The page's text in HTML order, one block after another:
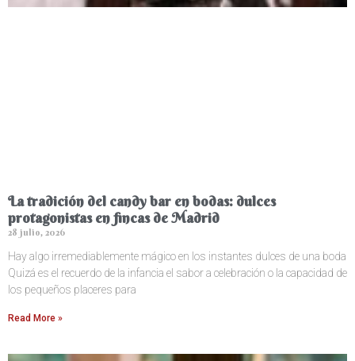
La tradición del candy bar en bodas: dulces
protagonistas en fincas de Madrid
28 julio, 2026
Hay algo irremediablemente mágico en los instantes dulces de una boda
Quizá es el recuerdo de la infancia el sabor a celebración o la capacidad de
los pequeños placeres para
Read More »